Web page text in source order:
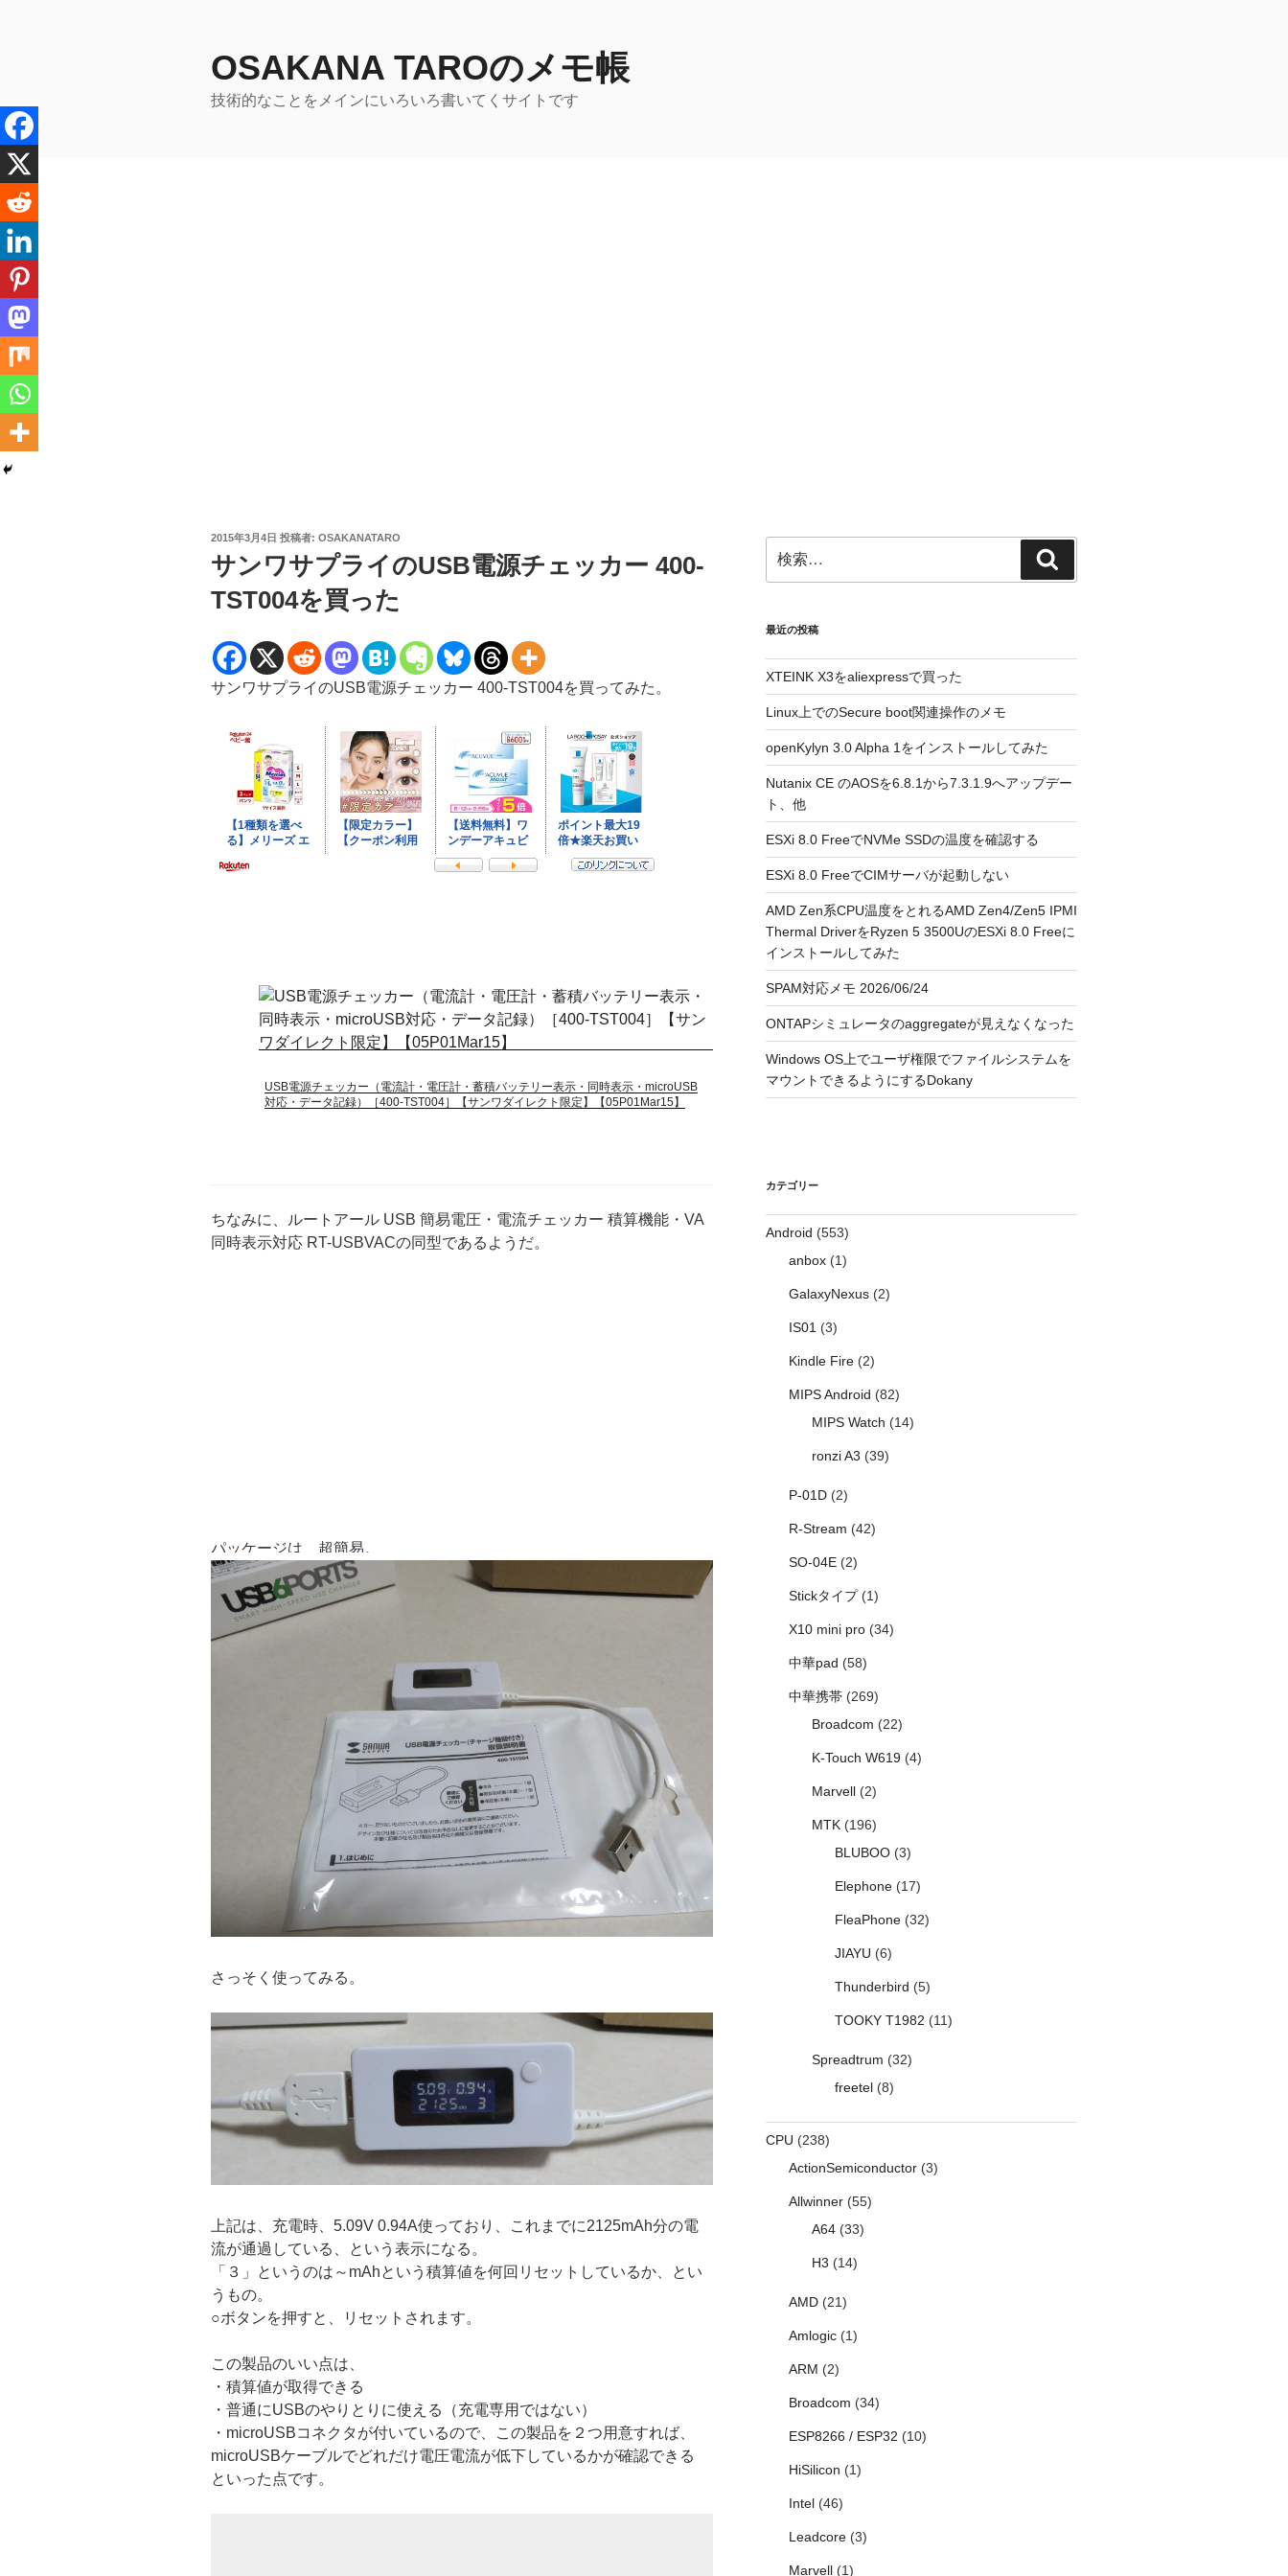
へ
ス
キ
プ
OSAKANA TAROのメモ帳
技術的なことをメインにいろいろ書いてくサイトです
投
日:
2015年3月4日 投稿者: OSAKANATARO
サンワサプライのUSB電源チェッカー 400-
TST004を買った
サンワサプライのUSB電源チェッカー 400-TST004を買ってみた。
USB電源チェッカー（電流計・電圧計・蓄積バッテリー表示・同時表示・microUSB
対応・データ記録）［400-TST004］【サンワダイレクト限定】【05P01Mar15】
ちなみに、ルートアール USB 簡易電圧・電流チェッカー 積算機能・VA
同時表示対応 RT-USBVACの同型であるようだ。
パッケージは、超簡易。
さっそく使ってみる。
上記は、充電時、5.09V 0.94A使っており、これまでに2125mAh分の電
流が通過している、という表示になる。
「３」というのは～mAhという積算値を何回リセットしているか、とい
うもの。
○ボタンを押すと、リセットされます。
この製品のいい点は、
・積算値が取得できる
・普通にUSBのやりとりに使える（充電専用ではない）
・microUSBコネクタが付いているので、この製品を２つ用意すれば、
microUSBケーブルでどれだけ電圧電流が低下しているかが確認できる
といった点です。
索:
索
最近の投稿
XTEINK X3をaliexpressで買った
Linux上でのSecure boot関連操作のメモ
openKylyn 3.0 Alpha 1をインストールしてみた
Nutanix CE のAOSを6.8.1から7.3.1.9へアップデー
ト、他
ESXi 8.0 FreeでNVMe SSDの温度を確認する
ESXi 8.0 FreeでCIMサーバが起動しない
AMD Zen系CPU温度をとれるAMD Zen4/Zen5 IPMI
Thermal DriverをRyzen 5 3500UのESXi 8.0 Freeに
インストールしてみた
SPAM対応メモ 2026/06/24
ONTAPシミュレータのaggregateが見えなくなった
Windows OS上でユーザ権限でファイルシステムを
マウントできるようにするDokany
カテゴリー
Android (553)
anbox(1)
GalaxyNexus(2)
IS01(3)
Kindle Fire(2)
MIPS Android (82)
MIPS Watch (14)
ronzi A3 (39)
P-01D(2)
R-Stream (42)
SO-04E(2)
Stickタイプ(1)
X10 mini pro(34)
中華pad (58)
中華携帯(269)
Broadcom (22)
K-Touch W619(4)
Marvell(2)
MTK(196)
BLUBOO(3)
Elephone(17)
FleaPhone(32)
JIAYU (6)
Thunderbird (5)
TOOKY T1982 (11)
Spreadtrum (32)
freetel(8)
CPU (238)
ActionSemiconductor(3)
Allwinner(55)
A64(33)
H3 (14)
AMD(21)
Amlogic(1)
ARM (2)
Broadcom (34)
ESP8266 / ESP32 (10)
HiSilicon (1)
Intel(46)
Leadcore(3)
Marvell(1)